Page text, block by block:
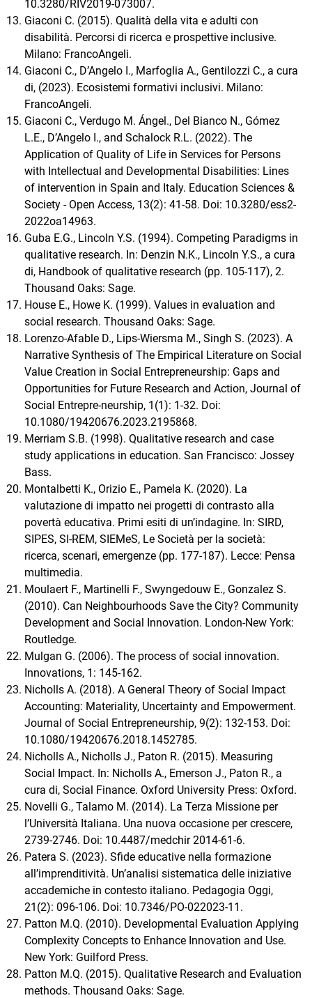
10.3280/RIV2019-073007.
Giaconi C. (2015). Qualità della vita e adulti con
disabilità. Percorsi di ricerca e prospettive inclusive.
Milano: FrancoAngeli.
Giaconi C., D’Angelo I., Marfoglia A., Gentilozzi C., a cura
di, (2023). Ecosistemi formativi inclusivi. Milano:
FrancoAngeli.
Giaconi C., Verdugo M. Ángel., Del Bianco N., Gómez
L.E., D’Angelo I., and Schalock R.L. (2022). The
Application of Quality of Life in Services for Persons
with Intellectual and Developmental Disabilities: Lines
of intervention in Spain and Italy. Education Sciences &
Society - Open Access, 13(2): 41-58. Doi: 10.3280/ess2-
2022oa14963.
Guba E.G., Lincoln Y.S. (1994). Competing Paradigms in
qualitative research. In: Denzin N.K., Lincoln Y.S., a cura
di, Handbook of qualitative research (pp. 105-117), 2.
Thousand Oaks: Sage.
House E., Howe K. (1999). Values in evaluation and
social research. Thousand Oaks: Sage.
Lorenzo-Afable D., Lips-Wiersma M., Singh S. (2023). A
Narrative Synthesis of The Empirical Literature on Social
Value Creation in Social Entrepreneurship: Gaps and
Opportunities for Future Research and Action, Journal of
Social Entrepre-neurship, 1(1): 1-32. Doi:
10.1080/19420676.2023.2195868.
Merriam S.B. (1998). Qualitative research and case
study applications in education. San Francisco: Jossey
Bass.
Montalbetti K., Orizio E., Pamela K. (2020). La
valutazione di impatto nei progetti di contrasto alla
povertà educativa. Primi esiti di un’indagine. In: SIRD,
SIPES, SI-REM, SIEMeS, Le Società per la società:
ricerca, scenari, emergenze (pp. 177-187). Lecce: Pensa
multimedia.
Moulaert F., Martinelli F., Swyngedouw E., Gonzalez S.
(2010). Can Neighbourhoods Save the City? Community
Development and Social Innovation. London-New York:
Routledge.
Mulgan G. (2006). The process of social innovation.
Innovations, 1: 145-162.
Nicholls A. (2018). A General Theory of Social Impact
Accounting: Materiality, Uncertainty and Empowerment.
Journal of Social Entrepreneurship, 9(2): 132-153. Doi:
10.1080/19420676.2018.1452785.
Nicholls A., Nicholls J., Paton R. (2015). Measuring
Social Impact. In: Nicholls A., Emerson J., Paton R., a
cura di, Social Finance. Oxford University Press: Oxford.
Novelli G., Talamo M. (2014). La Terza Missione per
l’Università Italiana. Una nuova occasione per crescere,
2739-2746. Doi: 10.4487/medchir 2014-61-6.
Patera S. (2023). Sfide educative nella formazione
all’imprenditività. Un’analisi sistematica delle iniziative
accademiche in contesto italiano. Pedagogia Oggi,
21(2): 096-106. Doi: 10.7346/PO-022023-11.
Patton M.Q. (2010). Developmental Evaluation Applying
Complexity Concepts to Enhance Innovation and Use.
New York: Guilford Press.
Patton M.Q. (2015). Qualitative Research and Evaluation
methods. Thousand Oaks: Sage.